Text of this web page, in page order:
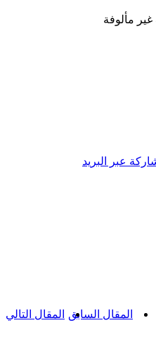
غير مألوفة
عبر البريد
المقال السابق المقال التالي